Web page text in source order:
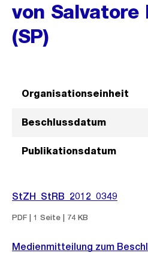
von Salvatore
(SP)
Organisationseinheit
Beschlussdatum
Publikationsdatum
StZH_StRB_2012_0349
PDF | 1 Seite | 74 KB
Medienmitteilung zum